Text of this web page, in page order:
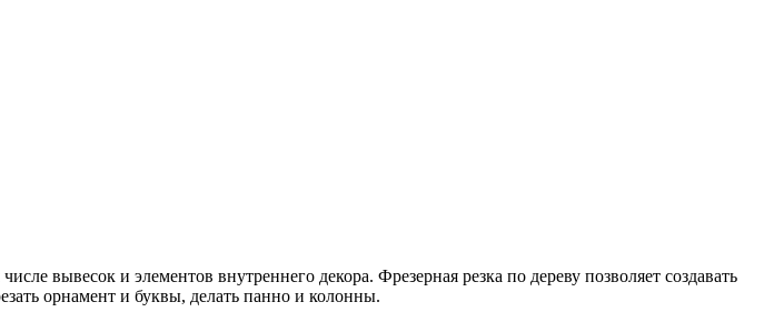
вывесок и элементов внутреннего декора. Фрезерная резка по дереву позволяет создавать
орнамент и буквы, делать панно и колонны.